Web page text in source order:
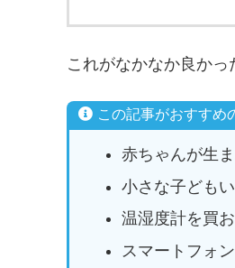
これがなかなか良か
この記事がおすすめ
赤ちゃんが生
小さな子ども
温湿度計を買
スマートフォ